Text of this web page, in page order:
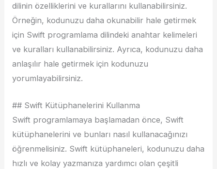
dilinin özelliklerini ve kurallarını kullanabilirsiniz.
Örneğin, kodunuzu daha okunabilir hale getirmek
için Swift programlama dilindeki anahtar kelimeleri
ve kuralları kullanabilirsiniz. Ayrıca, kodunuzu daha
anlaşılır hale getirmek için kodunuzu
yorumlayabilirsiniz.
## Swift Kütüphanelerini Kullanma
Swift programlamaya başlamadan önce, Swift
kütüphanelerini ve bunları nasıl kullanacağınızı
öğrenmelisiniz. Swift kütüphaneleri, kodunuzu daha
hızlı ve kolay yazmanıza yardımcı olan çeşitli